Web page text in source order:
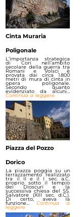
Cinta Muraria
Poligonale
L’importanza strategica
di Cori nell’ambito
secolare della guerra tra
Romani e Volsci è
provata dai circa 1.800
metri di mura di cinta in
opera poligonale.
Secondo quanto
evidenziato da alcuni…
Continua a leggere
Piazza del Pozzo
Dorico
La piazza poggia su un
terrazzamento realizzato
tra il II e il I sec. a.C.
proprio sotto il tempio
dei Dioscuri e la
successiva chiesa del SS.
Salvatore (XIII sec. d.C.).
Di certo, aveva la
funzione…Continua a
leggere